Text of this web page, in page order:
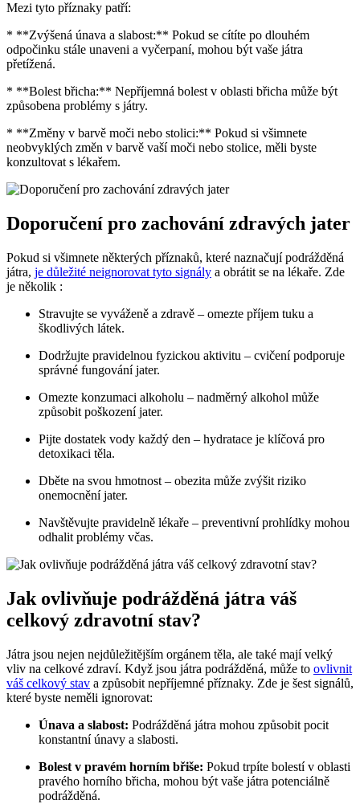
Mezi tyto příznaky patří:
* **Zvýšená únava a slabost:** Pokud se cítíte po dlouhém
odpočinku stále unaveni a vyčerpaní, mohou být vaše játra
přetížená.
* **Bolest břicha:** Nepříjemná bolest v oblasti břicha může být
způsobena problémy s játry.
* **Změny v barvě moči nebo stolici:** Pokud si všimnete
neobvyklých změn v barvě vaší moči nebo stolice, měli byste
konzultovat s lékařem.
Doporučení pro zachování zdravých jater
Pokud si všimnete některých příznaků, které naznačují podrážděná
játra, je důležité neignorovat tyto signály a obrátit se na lékaře. Zde
je několik :
Stravujte se vyváženě a zdravě – omezte příjem tuku a
škodlivých látek.
Dodržujte pravidelnou fyzickou aktivitu – cvičení podporuje
správné fungování jater.
Omezte konzumaci alkoholu – nadměrný alkohol může
způsobit poškození jater.
Pijte dostatek vody každý den – hydratace je klíčová pro
detoxikaci těla.
Dběte na svou hmotnost – obezita může zvýšit riziko
onemocnění jater.
Navštěvujte pravidelně lékaře – preventivní prohlídky mohou
odhalit problémy včas.
Jak ovlivňuje podrážděná játra váš
celkový zdravotní stav?
Játra jsou nejen nejdůležitějším orgánem těla, ale také mají velký
vliv na celkové zdraví. Když jsou játra podrážděná, může to ovlivnit
váš celkový stav a způsobit nepříjemné příznaky. Zde je šest signálů,
které byste neměli ignorovat:
Únava a slabost: Podrážděná játra mohou způsobit pocit
konstantní únavy a slabosti.
Bolest v pravém horním břiše: Pokud trpíte bolestí v oblasti
pravého horního břicha, mohou být vaše játra potenciálně
podrážděná.